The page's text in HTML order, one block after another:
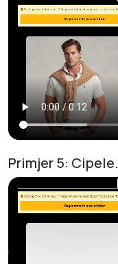
Primjer 5: Cipele.